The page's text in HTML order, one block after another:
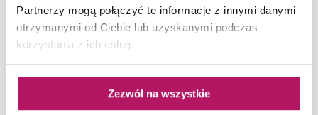
Partnerzy mogą połączyć te informacje z innymi danymi
otrzymanymi od Ciebie lub uzyskanymi podczas
korzystania z ich usług.
Zezwól na wszystkie